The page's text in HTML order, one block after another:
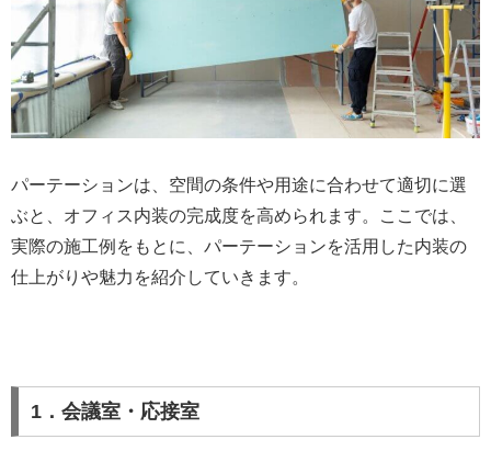
パーテーションは、空間の条件や用途に合わせて適切に選
ぶと、オフィス内装の完成度を高められます。ここでは、
実際の施工例をもとに、パーテーションを活用した内装の
仕上がりや魅力を紹介していきます。
1．会議室・応接室